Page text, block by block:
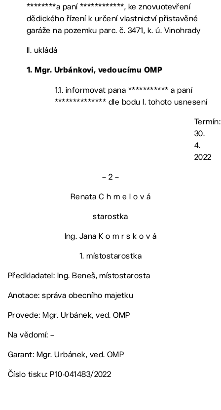
********a paní ************, ke znovuotevření
dědického řízení k určení vlastnictví přistavěné
garáže na pozemku parc. č. 3471, k. ú. Vinohrady
II. ukládá
1. Mgr. Urbánkovi, vedoucímu OMP
1.1. informovat pana *********** a paní
************** dle bodu I. tohoto usnesení
Termín:
30.
4.
2022
– 2 –
Renata C h m e l o v á
starostka
Ing. Jana K o m r s k o v á
1. místostarostka
Předkladatel: Ing. Beneš, místostarosta
Anotace: správa obecního majetku
Provede: Mgr. Urbánek, ved. OMP
Na vědomí: –
Garant: Mgr. Urbánek, ved. OMP
Číslo tisku: P10-041483/2022